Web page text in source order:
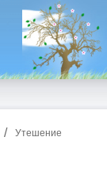
Утешение